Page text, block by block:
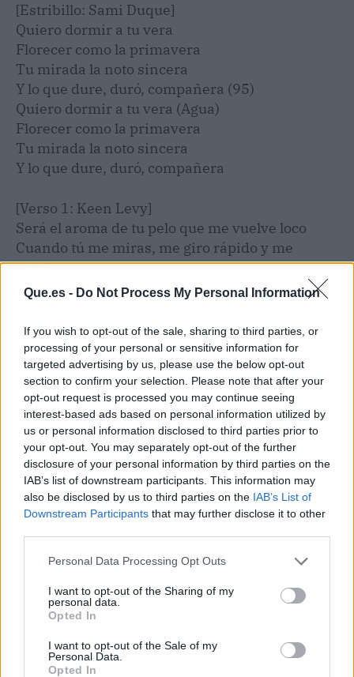
Que.es - Do Not Process My Personal Information
If you wish to opt-out of the sale, sharing to third parties, or
processing of your personal or sensitive information for
targeted advertising by us, please use the below opt-out
section to confirm your selection. Please note that after your
opt-out request is processed you may continue seeing
interest-based ads based on personal information utilized by
us or personal information disclosed to third parties prior to
your opt-out. You may separately opt-out of the further
disclosure of your personal information by third parties on the
IAB’s list of downstream participants. This information may
also be disclosed by us to third parties on the IAB’s List of
Downstream Participants that may further disclose it to other
Personal Data Processing Opt Outs
I want to opt-out of the Sharing of my
personal data.
Opted In
I want to opt-out of the Sale of my
Personal Data.
Opted In
[Estribillo: Sami Duque]
Quiero dormir a tu vera
Florecer como la primavera
Tu mirada la noto sincera
Y lo que dure, duró, compañera (95)
Quiero dormir a tu vera (Agua)
Florecer como la primavera
Tu mirada la noto sincera
Y lo que dure, duró, compañera
[Verso 1: Keen Levy]
Será el aroma de tu pelo que me vuelve loco
Cuando tú me miras, me giro rápido y me
sofoco
Tienes una mirada sensual que me mira
Tiene un cuerpecillo brutal, que cuando baila se
hace notar
[Estribillo: Sami Duque & Rvfv]
Quiero dormir a tu vera
Florecer como la primavera
Tu mirada la noto sincera
Y lo que dure, duró, compañera
Quiero dormir a tu vera
Florecer como la primavera
Tu mirada la noto sincera
[Verso 2: Rvfv]
Tan bonita como el día que te conocí
Desde entonces supe que tú ibas a ser pa' mí
Voy a darte mil razones pa' que seas feliz
Despertar cada mañana solo junto a ti